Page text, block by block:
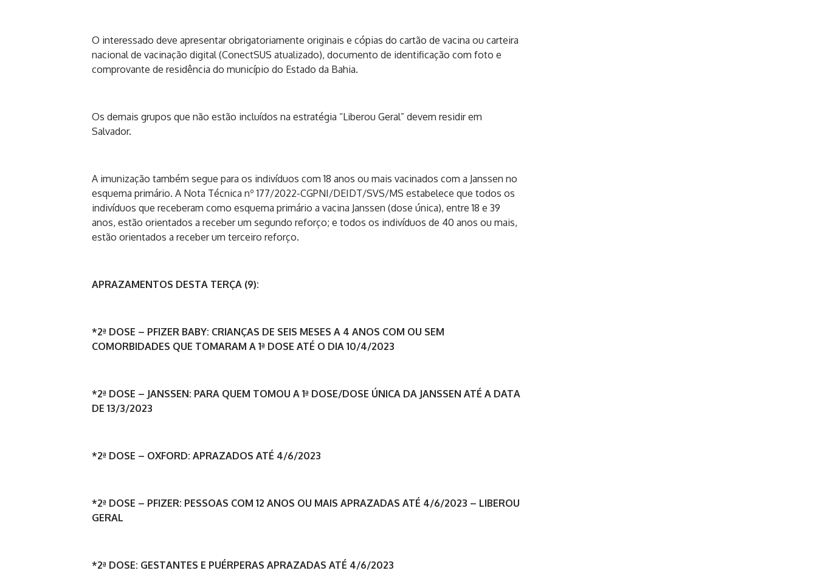
O interessado deve apresentar obrigatoriamente originais e cópias do cartão de vacina ou carteira
nacional de vacinação digital (ConectSUS atualizado), documento de identificação com foto e
comprovante de residência do município do Estado da Bahia.
Os demais grupos que não estão incluídos na estratégia “Liberou Geral” devem residir em
Salvador.
A imunização também segue para os indivíduos com 18 anos ou mais vacinados com a Janssen no
esquema primário. A Nota Técnica nº 177/2022-CGPNI/DEIDT/SVS/MS estabelece que todos os
indivíduos que receberam como esquema primário a vacina Janssen (dose única), entre 18 e 39
anos, estão orientados a receber um segundo reforço; e todos os indivíduos de 40 anos ou mais,
estão orientados a receber um terceiro reforço.
APRAZAMENTOS DESTA TERÇA (9):
*2ª DOSE – PFIZER BABY: CRIANÇAS DE SEIS MESES A 4 ANOS COM OU SEM
COMORBIDADES QUE TOMARAM A 1ª DOSE ATÉ O DIA 10/4/2023
*2ª DOSE – JANSSEN: PARA QUEM TOMOU A 1ª DOSE/DOSE ÚNICA DA JANSSEN ATÉ A DATA
DE 13/3/2023
*2ª DOSE – OXFORD: APRAZADOS ATÉ 4/6/2023
*2ª DOSE – PFIZER: PESSOAS COM 12 ANOS OU MAIS APRAZADAS ATÉ 4/6/2023 – LIBEROU
GERAL
*2ª DOSE: GESTANTES E PUÉRPERAS APRAZADAS ATÉ 4/6/2023